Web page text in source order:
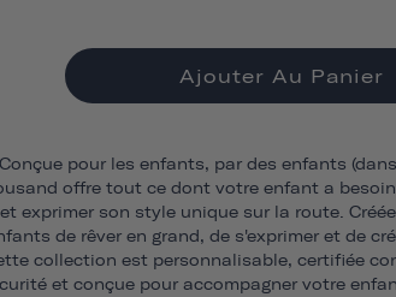
Ajouter Au Panier
Conçue pour les enfants, par des enfants
offre tout ce dont votre enfant a
et exprimer son style unique sur la route.
de rêver en grand, de s'exprimer et de
collection est personnalisable, certifiée
et conçue pour accompagner votre